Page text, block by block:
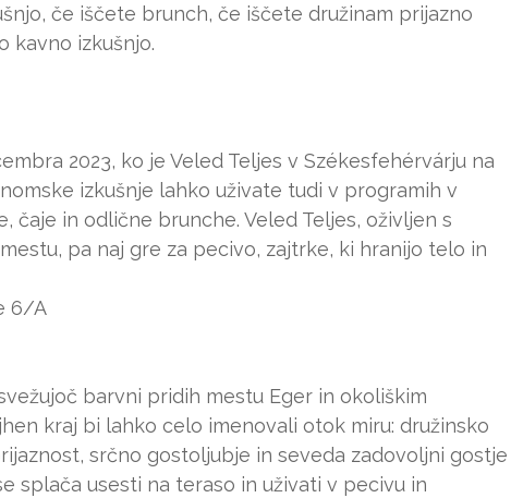
če iščete brunch, če iščete družinam prijazno
kavno izkušnjo.
2023, ko je Veled Teljes v Székesfehérvárju na
izkušnje lahko uživate tudi v programih v
čaje in odlične brunche. Veled Teljes, oživljen s
pa naj gre za pecivo, zajtrke, ki hranijo telo in
6/A
barvni pridih mestu Eger in okoliškim
kraj bi lahko celo imenovali otok miru: družinsko
srčno gostoljubje in seveda zadovoljni gostje
splača usesti na teraso in uživati v pecivu in